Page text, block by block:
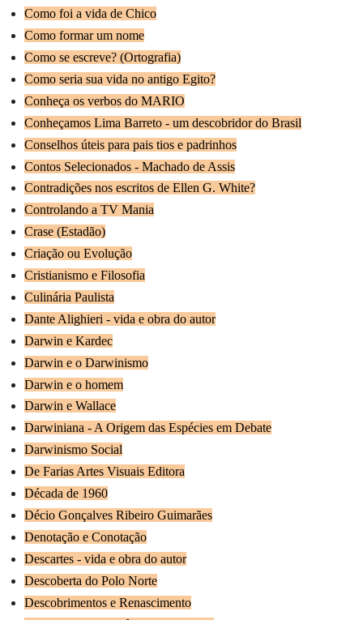
Como foi a vida de Chico
Como formar um nome
Como se escreve? (Ortografia)
Como seria sua vida no antigo Egito?
Conheça os verbos do MARIO
Conheçamos Lima Barreto - um descobridor do Brasil
Conselhos úteis para pais tios e padrinhos
Contos Selecionados - Machado de Assis
Contradições nos escritos de Ellen G. White?
Controlando a TV Mania
Crase (Estadão)
Criação ou Evolução
Cristianismo e Filosofia
Culinária Paulista
Dante Alighieri - vida e obra do autor
Darwin e Kardec
Darwin e o Darwinismo
Darwin e o homem
Darwin e Wallace
Darwiniana - A Origem das Espécies em Debate
Darwinismo Social
De Farias Artes Visuais Editora
Década de 1960
Décio Gonçalves Ribeiro Guimarães
Denotação e Conotação
Descartes - vida e obra do autor
Descoberta do Polo Norte
Descobrimentos e Renascimento